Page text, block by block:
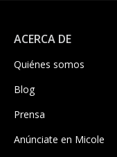
ACERCA DE
Quiénes somos
Blog
Prensa
Anúnciate en Micole